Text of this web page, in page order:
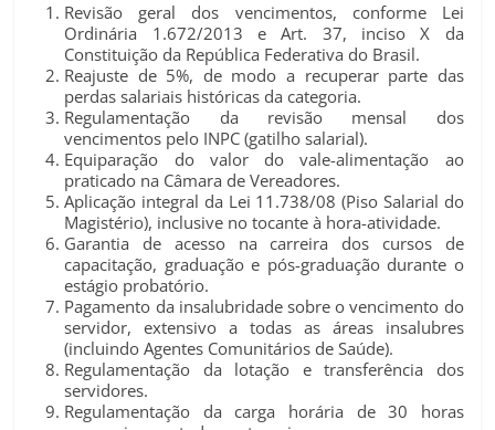
Revisão geral dos vencimentos, conforme Lei
Ordinária 1.672/2013 e Art. 37, inciso X da
Constituição da República Federativa do Brasil.
Reajuste de 5%, de modo a recuperar parte das
perdas salariais históricas da categoria.
Regulamentação da revisão mensal dos
vencimentos pelo INPC (gatilho salarial).
Equiparação do valor do vale-alimentação ao
praticado na Câmara de Vereadores.
Aplicação integral da Lei 11.738/08 (Piso Salarial do
Magistério), inclusive no tocante à hora-atividade.
Garantia de acesso na carreira dos cursos de
capacitação, graduação e pós-graduação durante o
estágio probatório.
Pagamento da insalubridade sobre o vencimento do
servidor, extensivo a todas as áreas insalubres
(incluindo Agentes Comunitários de Saúde).
Regulamentação da lotação e transferência dos
servidores.
Regulamentação da carga horária de 30 horas